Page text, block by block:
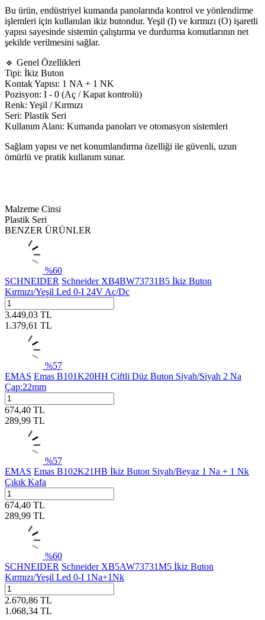
Bu ürün, endüstriyel kumanda panolarında kontrol ve yönlendirme
işlemleri için kullanılan ikiz butondur. Yeşil (I) ve kırmızı (O) işaretli
yapısı sayesinde sistemin çalıştırma ve durdurma komutlarının net
şekilde verilmesini sağlar.
🔹 Genel Özellikleri
Tipi: İkiz Buton
Kontak Yapısı: 1 NA + 1 NK
Pozisyon: I - 0 (Aç / Kapat kontrolü)
Renk: Yeşil / Kırmızı
Seri: Plastik Seri
Kullanım Alanı: Kumanda panoları ve otomasyon sistemleri
Sağlam yapısı ve net konumlandırma özelliği ile güvenli, uzun
ömürlü ve pratik kullanım sunar.
Malzeme Cinsi
Plastik Seri
BENZER ÜRÜNLER
%60
SCHNEIDER Schneider XB4BW73731B5 İkiz Buton
Kırmızı/Yeşil Led 0-I 24V Ac/Dc
3.449,03 TL
1.379,61 TL
%57
EMAS Emas B101K20HH Çiftli Düz Buton Siyah/Siyah 2 Na
Çap:22mm
674,40 TL
289,99 TL
%57
EMAS Emas B102K21HB İkiz Buton Siyah/Beyaz 1 Na + 1 Nk
Çıkık Kafa
674,40 TL
289,99 TL
%60
SCHNEIDER Schneider XB5AW73731M5 İkiz Buton
Kırmızı/Yeşil Led 0-I 1Na+1Nk
2.670,86 TL
1.068,34 TL